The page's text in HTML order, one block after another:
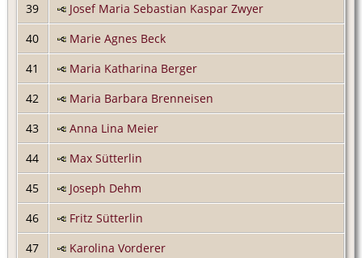
39
Josef Maria Sebastian Kaspar Zwyer
40
Marie Agnes Beck
41
Maria Katharina Berger
42
Maria Barbara Brenneisen
43
Anna Lina Meier
44
Max Sütterlin
45
Joseph Dehm
46
Fritz Sütterlin
47
Karolina Vorderer